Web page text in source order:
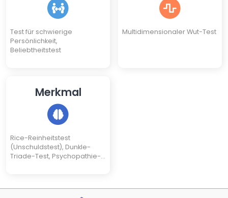
Test für schwierige
Persönlichkeit,
Beliebtheitstest
Multidimensionaler Wut-Test
Merkmal
Rice-Reinheitstest
(Unschuldstest), Dunkle-
Triade-Test, Psychopathie-